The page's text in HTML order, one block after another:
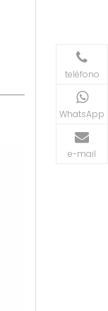
teléfono
WhatsApp
e-mail